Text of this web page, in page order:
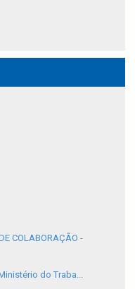
COLABORAÇÃO -
do Traba...